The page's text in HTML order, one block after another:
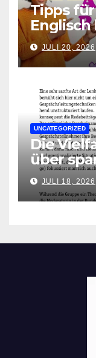
Tipps
Englisch
und
JULI 20, 2026
UNCATEGORIZED
Die
über
JULI 18, 2026